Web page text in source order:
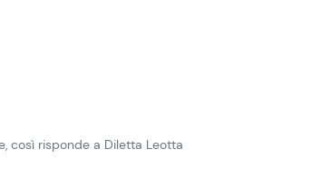
così risponde a Diletta Leotta